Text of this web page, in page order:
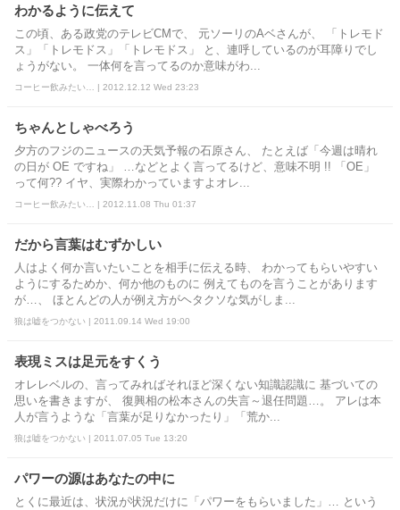
わかるように伝えて
この頃、ある政党のテレビCMで、 元ソーリのAベさんが、 「トレモド
ス」「トレモドス」「トレモドス」 と、連呼しているのが耳障りでし
ょうがない。 一体何を言ってるのか意味がわ...
コーヒー飲みたい… | 2012.12.12 Wed 23:23
ちゃんとしゃべろう
夕方のフジのニュースの天気予報の石原さん、 たとえば「今週は晴れ
の日が OE ですね」 …などとよく言ってるけど、意味不明 !! 「OE」
って何?? イヤ、実際わかっていますよオレ...
コーヒー飲みたい… | 2012.11.08 Thu 01:37
だから言葉はむずかしい
人はよく何か言いたいことを相手に伝える時、 わかってもらいやすい
ようにするためか、何か他のものに 例えてものを言うことがあります
が…、 ほとんどの人が例え方がヘタクソな気がしま...
狼は嘘をつかない | 2011.09.14 Wed 19:00
表現ミスは足元をすくう
オレレベルの、言ってみればそれほど深くない知識認識に 基づいての
思いを書きますが、 復興相の松本さんの失言～退任問題…。 アレは本
人が言うような「言葉が足りなかったり」「荒か...
狼は嘘をつかない | 2011.07.05 Tue 13:20
パワーの源はあなたの中に
とくに最近は、状況が状況だけに「パワーをもらいました」… という